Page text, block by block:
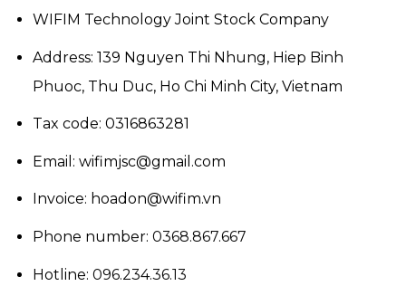
WIFIM Technology Joint Stock Company
Address: 139 Nguyen Thi Nhung, Hiep Binh
Phuoc, Thu Duc, Ho Chi Minh City, Vietnam
Tax code: 0316863281
Email: wifimjsc@gmail.com
Invoice: hoadon@wifim.vn
Phone number: 0368.867.667
Hotline: 096.234.36.13